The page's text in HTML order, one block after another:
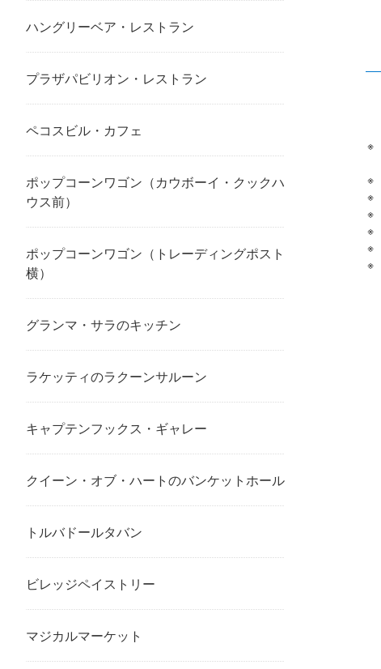
ハングリーベア・レストラン
プラザパビリオン・レストラン
ペコスビル・カフェ
ポップコーンワゴン（カウボーイ・クックハ
ウス前）
ポップコーンワゴン（トレーディングポスト
横）
グランマ・サラのキッチン
ラケッティのラクーンサルーン
キャプテンフックス・ギャレー
クイーン・オブ・ハートのバンケットホール
トルバドールタバン
ビレッジペイストリー
マジカルマーケット